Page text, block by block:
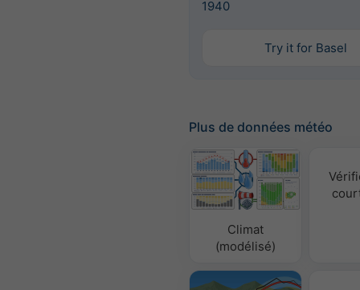
1940
Try it for Basel
Plus de données météo
Climat
(modélisé)